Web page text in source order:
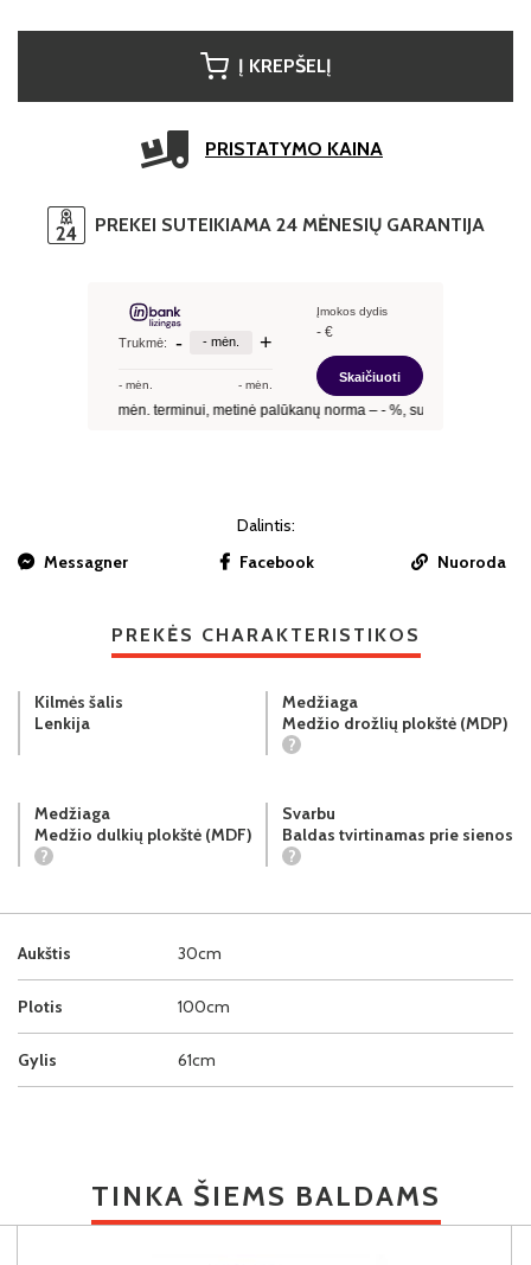
Į KREPŠELĮ
PRISTATYMO KAINA
PREKEI SUTEIKIAMA 24 MĖNESIŲ GARANTIJA
Dalintis:
Messagner
Facebook Nuoroda
PREKĖS CHARAKTERISTIKOS
Aukštis 30cm
Plotis 100cm
Gylis 61cm
Kilmės šalis
Lenkija
Medžiaga
Medžio drožlių plokštė (MDP)
?
Medžiaga
Medžio dulkių plokštė (MDF)
?
Svarbu
Baldas tvirtinamas prie sienos
?
TINKA ŠIEMS BALDAMS